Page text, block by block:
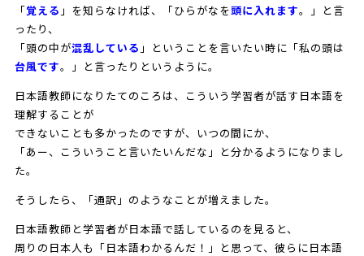
「覚える 」を知らなければ、「ひらがなを頭に入れます。」と言
ったり、
「頭の中が混乱している 」ということを言いたい時に「私の頭は
台風です。」と言ったりというように。
日本語教師になりたてのころは、こういう学習者が話す日本語を
理解することが
できないことも多かったのですが、いつの間にか、
「あー、こういうこと言いたいんだな」と分かるようになりまし
た。
そうしたら、「通訳」のようなことが増えました。
日本語教師と学習者が日本語で話しているのを見ると、
周りの日本人も「日本語わかるんだ！」と思って、彼らに日本語